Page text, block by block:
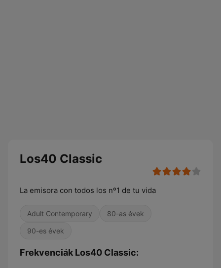
Los40 Classic
La emisora con todos los nº1 de tu vida
Adult Contemporary 80-as évek
90-es évek
Frekvenciák Los40 Classic: